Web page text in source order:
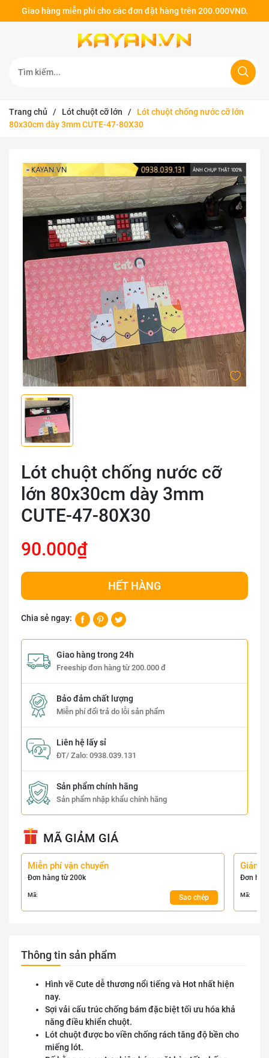
Giao hàng miễn phí cho các đơn đặt hàng trên 200.000VNĐ.
Trang chủ / Lót chuột cỡ lớn /
Lót chuột chống nước cỡ lớn
80x30cm dày 3mm CUTE-47-80X30
Lót chuột chống nước cỡ
lớn 80x30cm dày 3mm
CUTE-47-80X30
90.000₫
HẾT HÀNG
Chia sẻ ngay:
Giao hàng trong 24h
Freeship đơn hàng từ 200.000 đ
Bảo đảm chất lượng
Miễn phí đổi trả do lỗi sản phẩm
Liên hệ lấy sỉ
ĐT/ Zalo: 0938.039.131
Sản phẩm chính hãng
Sản phẩm nhập khẩu chính hãng
MÃ GIẢM GIÁ
Miễn phí vận chuyển
Đơn hàng từ 200k
Mã: Sao chép
Giảm
Đơn
Mã:
Thông tin sản phẩm
Hình vẽ Cute dễ thương nổi tiếng và Hot nhất hiện
nay.
Sợi vải cấu trúc chống bám đặc biệt tối ưu hóa khả
năng điều khiển chuột.
Lót chuột được bo viền chống rách tăng độ bền cho
miếng lót.